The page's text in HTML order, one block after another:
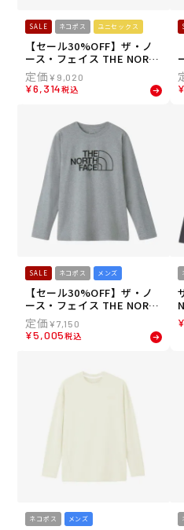
SALE ネコポス ユニセックス
【セール30%OFF】ザ・ノ
ース・フェイス THE NORT
H FACE ユニセックス ロン
グスリーブズーピッカーテ
ィー 長袖 ロンT NT32658-K
¥ 9,020
¥6,314税込 ¥
SALE ネコポス メンズ
【セール30%OFF】ザ・ノ
ース・フェイス THE NORT
H FACE メンズ ロングスリ
ーブ ES ビッグロゴティー N
T32580-Z 26SS 春夏
¥7,150
¥5,005税込
¥
ネコポス メンズ